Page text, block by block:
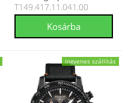
analóg karóra
T149.417.11.041.00
T149.417.11.041.00
ingyenes szállítás